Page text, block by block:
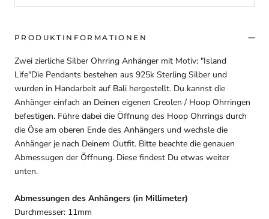
PRODUKTINFORMATIONEN
Zwei zierliche Silber Ohrring Anhänger mit Motiv: "Island
Life"Die Pendants bestehen aus 925k Sterling Silber und
wurden in Handarbeit auf Bali hergestellt. Du kannst die
Anhänger einfach an Deinen eigenen Creolen / Hoop Ohrringen
befestigen. Führe dabei die Öffnung des Hoop Ohrrings durch
die Öse am oberen Ende des Anhängers und wechsle die
Anhänger je nach Deinem Outfit. Bitte beachte die genauen
Abmessugen der Öffnung. Diese findest Du etwas weiter
unten.
Abmessungen des Anhängers (in Millimeter)
Durchmesser: 11mm